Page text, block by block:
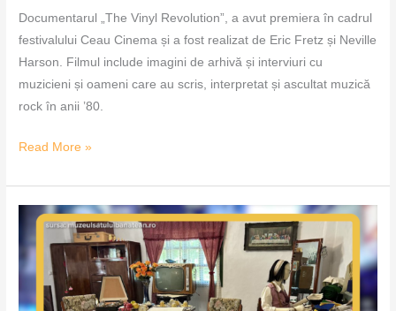
Documentarul „The Vinyl Revolution”, a avut premiera în cadrul
festivalului Ceau Cinema și a fost realizat de Eric Fretz și Neville
Harson. Filmul include imagini de arhivă și interviuri cu
muzicieni și oameni care au scris, interpretat și ascultat muzică
rock în anii ’80.
Read More »
Cum
oamenii
Banat